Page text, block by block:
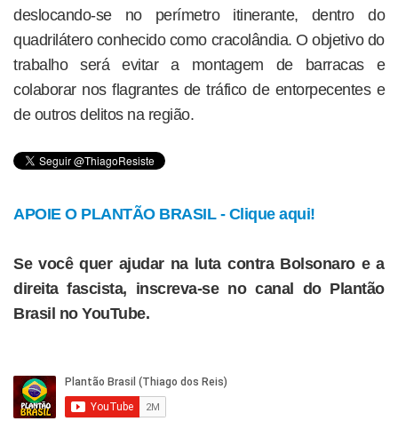
deslocando-se no perímetro itinerante, dentro do
quadrilátero conhecido como cracolândia. O objetivo do
trabalho será evitar a montagem de barracas e
colaborar nos flagrantes de tráfico de entorpecentes e
de outros delitos na região.
APOIE O PLANTÃO BRASIL - Clique aqui!
Se você quer ajudar na luta contra Bolsonaro e a
direita fascista, inscreva-se no canal do Plantão
Brasil no YouTube.